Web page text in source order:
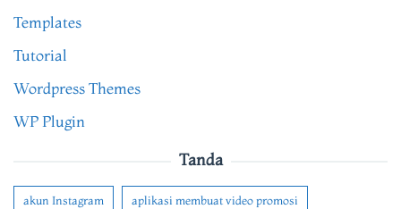
Templates
Tutorial
Wordpress Themes
WP Plugin
Tanda
akun Instagram aplikasi membuat video promosi